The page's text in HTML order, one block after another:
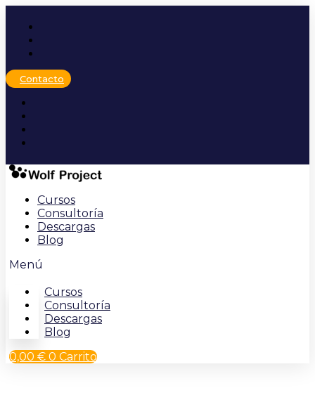
contenido
Contacto
Cursos
Consultoría
Descargas
Blog
Menú
Cursos
Consultoría
Descargas
Blog
0,00 € 0 Carrito